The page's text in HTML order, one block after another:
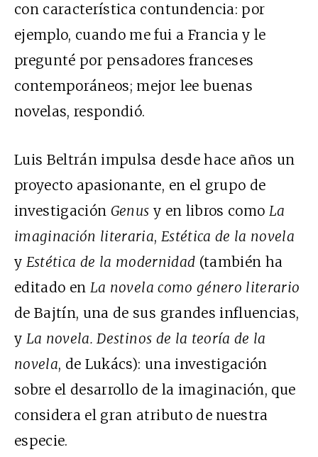
con característica contundencia: por
ejemplo, cuando me fui a Francia y le
pregunté por pensadores franceses
contemporáneos; mejor lee buenas
novelas, respondió.
Luis Beltrán impulsa desde hace años un
proyecto apasionante, en el grupo de
investigación Genus y en libros como La
imaginación literaria, Estética de la novela
y Estética de la modernidad (también ha
editado en La novela como género literario
de Bajtín, una de sus grandes influencias,
y La novela. Destinos de la teoría de la
novela, de Lukács): una investigación
sobre el desarrollo de la imaginación, que
considera el gran atributo de nuestra
especie.